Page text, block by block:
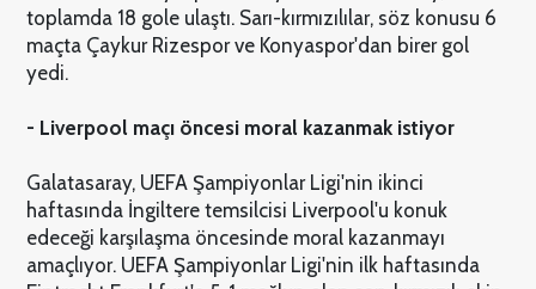
toplamda 18 gole ulaştı. Sarı-kırmızılılar, söz konusu 6
maçta Çaykur Rizespor ve Konyaspor'dan birer gol
yedi.
- Liverpool maçı öncesi moral kazanmak istiyor
Galatasaray, UEFA Şampiyonlar Ligi'nin ikinci
haftasında İngiltere temsilcisi Liverpool'u konuk
edeceği karşılaşma öncesinde moral kazanmayı
amaçlıyor. UEFA Şampiyonlar Ligi'nin ilk haftasında